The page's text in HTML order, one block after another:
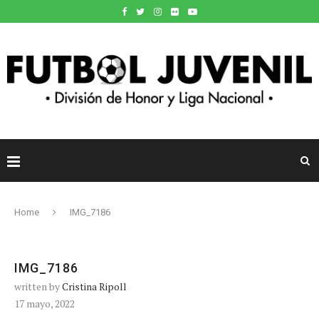
Home IMG_7186
IMG_7186
written byCristina Ripoll
17 mayo, 2022